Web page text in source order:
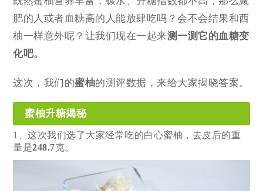
肥的人或者血糖高的人能放肆吃吗？会不会结果和西
柚一样意外呢？让我们现在一起来测一测它的血糖变
化吧。
这次，我们的蜜柚的测评数据，来给大家揭晓答案。
蜜柚升糖揭秘
1、这次我们选了大家经常吃的白心蜜柚，去皮后的重
量是248.7克。